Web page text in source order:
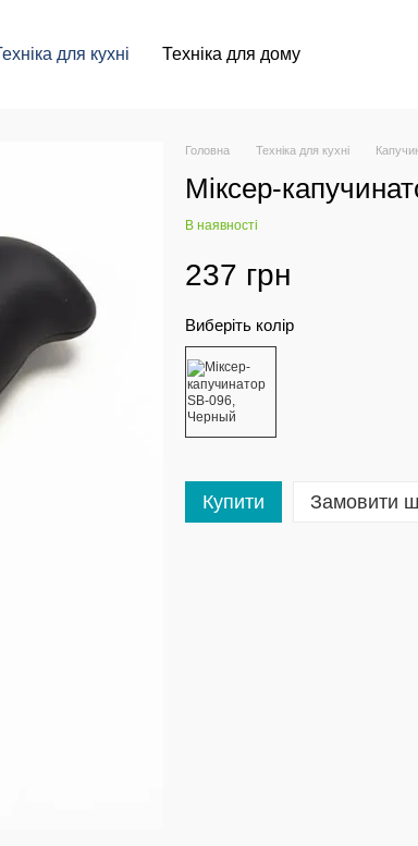
для кухні Техніка для дому
Головна Техніка для кухні
Міксер-
В наявності
237 грн
Виберіть колір
Купити Замовити